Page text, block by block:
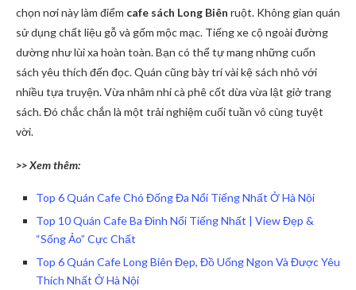
chọn nơi này làm điểm cafe sách Long Biên ruột. Không gian quán
sử dụng chất liệu gỗ và gốm mộc mạc. Tiếng xe cộ ngoài đường
dường như lùi xa hoàn toàn. Bạn có thể tự mang những cuốn
sách yêu thích đến đọc. Quán cũng bày trí vài kệ sách nhỏ với
nhiều tựa truyện. Vừa nhâm nhi cà phê cốt dừa vừa lật giở trang
sách. Đó chắc chắn là một trải nghiệm cuối tuần vô cùng tuyệt
vời.
>> Xem thêm:
Top 6 Quán Cafe Chó Đống Đa Nổi Tiếng Nhất Ở Hà Nội
Top 10 Quán Cafe Ba Đình Nổi Tiếng Nhất | View Đẹp &
“Sống Ảo” Cực Chất
Top 6 Quán Cafe Long Biên Đẹp, Đồ Uống Ngon Và Được Yêu
Thích Nhất Ở Hà Nội